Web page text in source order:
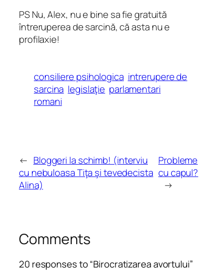
PS Nu, Alex, nu e bine sa fie gratuită
întreruperea de sarcină, că asta nu e
profilaxie!
consiliere psihologica intrerupere de
sarcina legislaţie parlamentari
romani
← Bloggeri la schimb! (interviu
cu nebuloasa Tiţa şi tevedecista
Alina)
Probleme
cu capul?
→
Comments
20 responses to “Birocratizarea avortului”